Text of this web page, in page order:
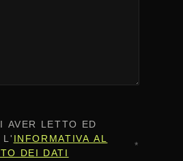
AVER LETTO ED
L' INFORMATIVA AL
DEI DATI
*